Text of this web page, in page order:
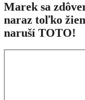
Marek sa
naraz toľko
naruší TOTO!